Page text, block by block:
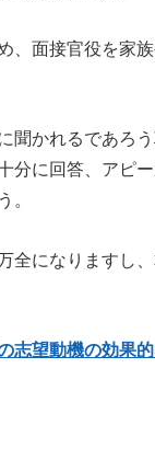
、面接官役を家
聞かれるであろ
分に回答、アピ
。
全になりますし
志望動機の効果